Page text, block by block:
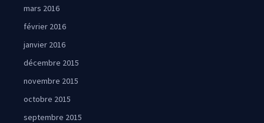
mars 2016
février 2016
janvier 2016
décembre 2015
novembre 2015
octobre 2015
septembre 2015